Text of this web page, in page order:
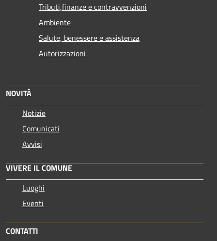
Tributi,finanze e contravvenzioni
Ambiente
Salute, benessere e assistenza
Autorizzazioni
NOVITÀ
Notizie
Comunicati
Avvisi
VIVERE IL COMUNE
Luoghi
Eventi
CONTATTI